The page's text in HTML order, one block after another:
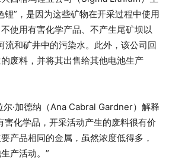
锂”，是因为这些矿物在开采过程中使用
使用有害化学产品、不产生尾矿坝以
流和矿井中的污染水。此外，该公司回
废料，并将其出售给其他电池生产
尔·加德纳（Ana Cabral Gardner）解释
害化学品，开采活动产生的废料很有价
产品相同的金属，虽然浓度低得多，
产活动。”